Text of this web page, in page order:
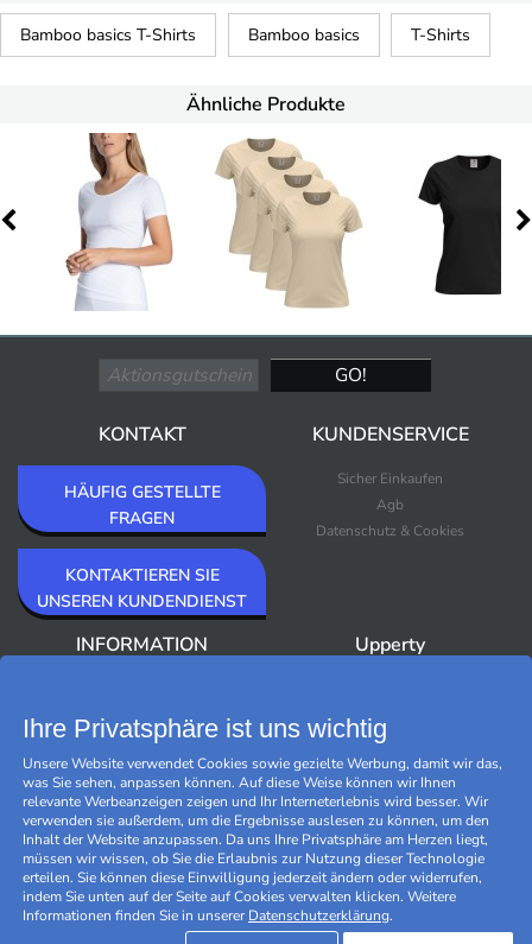
Bamboo basics T-Shirts Bamboo basics T-Shirts
Ähnliche Produkte
KONTAKT
HÄUFIG GESTELLTE
FRAGEN
KONTAKTIEREN SIE
UNSEREN KUNDENDIENST
KUNDENSERVICE
Sicher Einkaufen
Agb
Datenschutz & Cookies
INFORMATION
Newsletter
Upperty
Bestseller
Outlet
Marken
Black Friday
Cookies verwalten
Ihre Privatsphäre ist uns wichtig
Unsere Website verwendet Cookies sowie gezielte Werbung, damit wir das,
was Sie sehen, anpassen können. Auf diese Weise können wir Ihnen
relevante Werbeanzeigen zeigen und Ihr Interneterlebnis wird besser. Wir
verwenden sie außerdem, um die Ergebnisse auslesen zu können, um den
Inhalt der Website anzupassen. Da uns Ihre Privatsphäre am Herzen liegt,
müssen wir wissen, ob Sie die Erlaubnis zur Nutzung dieser Technologie
erteilen. Sie können diese Einwilligung jederzeit ändern oder widerrufen,
indem Sie unten auf der Seite auf Cookies verwalten klicken. Weitere
Informationen finden Sie in unsererDatenschutzerklärung.